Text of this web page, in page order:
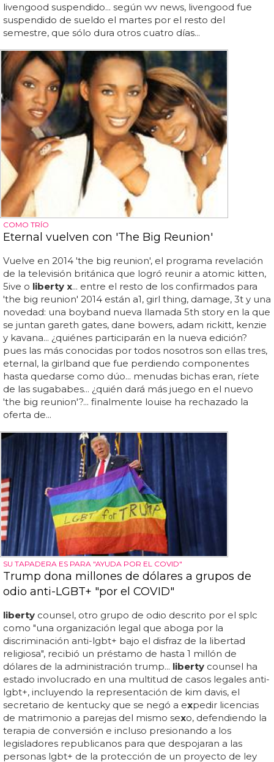
livengood suspendido... según wv news, livengood fue
suspendido de sueldo el martes por el resto del
semestre, que sólo dura otros cuatro días...
COMO TRÍO
Eternal vuelven con 'The Big Reunion'
Vuelve en 2014 'the big reunion', el programa revelación
de la televisión británica que logró reunir a atomic kitten,
5ive o liberty x... entre el resto de los confirmados para
'the big reunion' 2014 están a1, girl thing, damage, 3t y una
novedad: una boyband nueva llamada 5th story en la que
se juntan gareth gates, dane bowers, adam rickitt, kenzie
y kavana... ¿quiénes participarán en la nueva edición?
pues las más conocidas por todos nosotros son ellas tres,
eternal, la girlband que fue perdiendo componentes
hasta quedarse como dúo... menudas bichas eran, ríete
de las sugababes... ¿quién dará más juego en el nuevo
'the big reunion'?... finalmente louise ha rechazado la
oferta de...
SU TAPADERA ES PARA "AYUDA POR EL COVID"
Trump dona millones de dólares a grupos de
odio anti-LGBT+ "por el COVID"
liberty counsel, otro grupo de odio descrito por el splc
como "una organización legal que aboga por la
discriminación anti-lgbt+ bajo el disfraz de la libertad
religiosa", recibió un préstamo de hasta 1 millón de
dólares de la administración trump... liberty counsel ha
estado involucrado en una multitud de casos legales anti-
lgbt+, incluyendo la representación de kim davis, el
secretario de kentucky que se negó a expedir licencias
de matrimonio a parejas del mismo sexo, defendiendo la
terapia de conversión e incluso presionando a los
legisladores republicanos para que despojaran a las
personas lgbt+ de la protección de un proyecto de ley